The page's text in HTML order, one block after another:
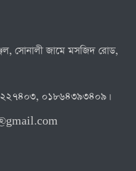
সোনালী জামে মসজিদ রোড,
০১৮৬৪৩৯৩৪০৯।